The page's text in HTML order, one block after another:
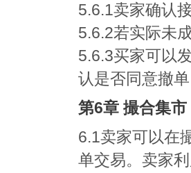
5.6.1卖家确认
5.6.2若实际未
5.6.3买家可以
认是否同意撤
第6章 撮合集市
6.1卖家可以在
单交易。卖家